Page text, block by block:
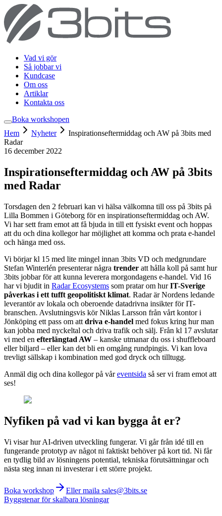
Vad vi gör
Så jobbar vi
Kundcase
Om oss
Artiklar
Kontakta oss
Boka workshopen
Hem
Nyheter
Inspirationseftermiddag och AW på 3bits med
Radar
16 december 2022
Inspirationseftermiddag och AW på 3bits
med Radar
Torsdagen den 2 februari kan vi hälsa välkomna till oss på 3bits på
Lilla Bommen i Göteborg för en inspirationseftermiddag och AW.
Vi har sett fram emot att få bjuda in till ett fysiskt event och hoppas
att du och dina kollegor har möjlighet att komma och prata e-handel
och hänga med oss.
Vi börjar kl 15 med lite mingel innan 3bits VD och medgrundare
Stefan Winterlén presenterar några trender att hålla koll på samt hur
3bits jobbar för att kunna leverera morgondagens e-handel. Vid 16
har vi bjudit in Radar Ecosystems som pratar om hurIT-Sverige
påverkas i ett tufft geopolitiskt klimat. Radar är Nordens ledande
leverantör av lokala och oberoende datadrivna insikter för IT-
branschen. Avslutningsvis kör Niklas Larsson från vårt kontor i
Jönköping ett pass om att driva e-handel med fokus kring hur man
kan jobba med nyckeltal och driva trafik och sälj. Från kl 17 avslutar
vi med en efterlängtad AW – kanske utmanar du oss i shuffleboard
eller biljard – eller kan det bli en omgång rundpingis. Vi kan lova
trevligt sällskap i kombination med god dryck och tilltugg.
Anmäl dig och dina kollegor på våreventsida så ser vi fram emot att
ses!
Nyfiken på vad vi kan bygga åt er?
Vi visar hur AI-driven utveckling fungerar. Vi går från idé till en
fungerande prototyp av något ni faktiskt behöver på kort tid. Ni får
en tydlig bild av lösningens potential, tekniska förutsättningar och
nästa steg innan ni investerar i ett större projekt.
Boka workshop
Eller maila sales@3bits.se
Byggstenar för skalbara lösningar